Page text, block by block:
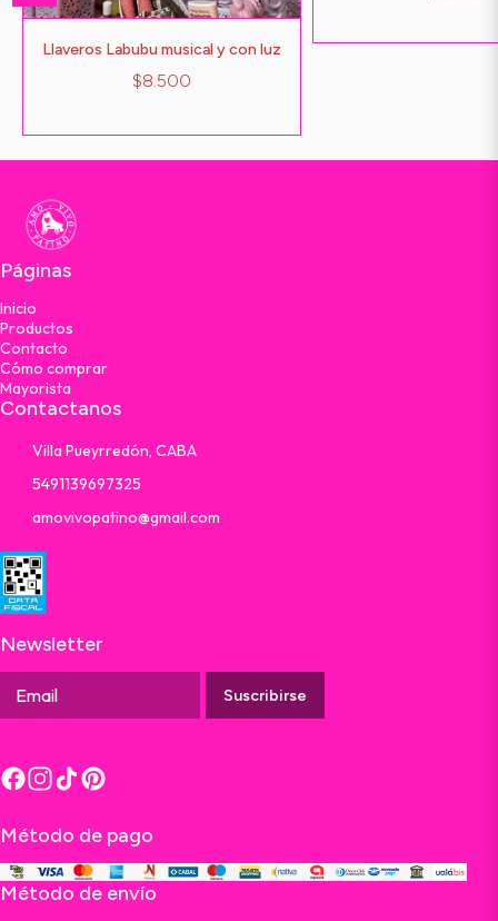
Llaveros Labubu musical y con luz
$8.500
Páginas
Inicio
Productos
Contacto
Cómo comprar
Mayorista
Contactanos
Villa Pueyrredón, CABA
5491139697325
amovivopatino@gmail.com
Newsletter
Suscribirse
Método de pago
Método de envío